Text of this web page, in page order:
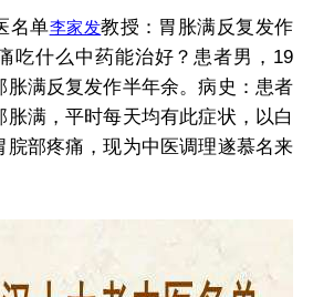
单李家发教授：胃胀满反复发作
吃什么中药能治好？患者男，19
胀满反复发作半年余。病史：患者
满，平时每天均有此症状，以白
脘部疼痛，现为中医调理遂慕名来